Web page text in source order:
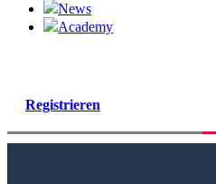
News
Academy
Registrieren